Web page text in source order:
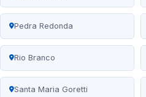
Pedra Redonda
Rio Branco
Santa Maria Goretti